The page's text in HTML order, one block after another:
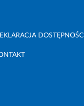
DOSTĘPNOŚCI